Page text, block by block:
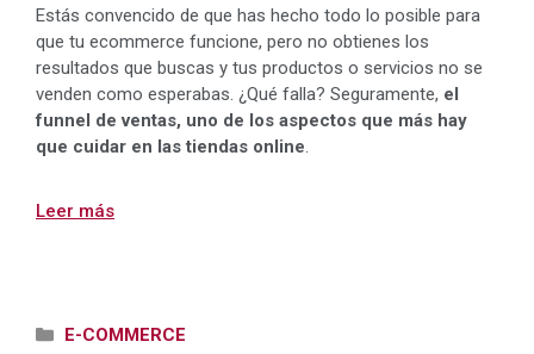
Estás convencido de que has hecho todo lo posible para
que tu ecommerce funcione, pero no obtienes los
resultados que buscas y tus productos o servicios no se
venden como esperabas. ¿Qué falla? Seguramente, el
funnel de ventas, uno de los aspectos que más hay
que cuidar en las tiendas online
Leer más
Categorías
E-COMMERCE